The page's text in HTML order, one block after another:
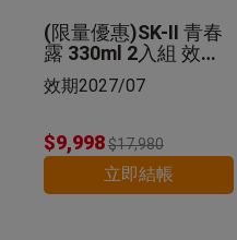
(限量優惠)SK-II 青春
露 330ml 2入組 效期2
027/07
效期2027/07
$9,998$17,980
立即結帳